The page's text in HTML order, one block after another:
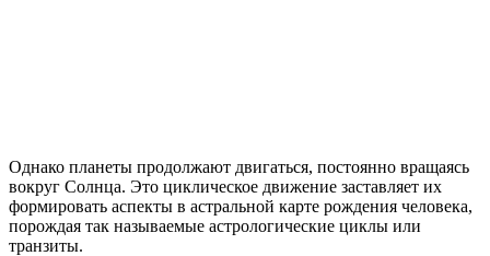
Однако планеты продолжают двигаться, постоянно вращаясь
вокруг Солнца. Это циклическое движение заставляет их
формировать аспекты в астральной карте рождения человека,
порождая так называемые астрологические циклы или
транзиты.